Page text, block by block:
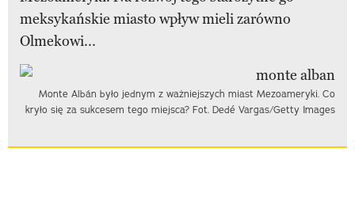
meksykańskie miasto wpływ mieli zarówno
Olmekowi...
Monte Albán było jednym z ważniejszych miast Mezoameryki. Co
kryło się za sukcesem tego miejsca? Fot. Dedé Vargas/Getty Images